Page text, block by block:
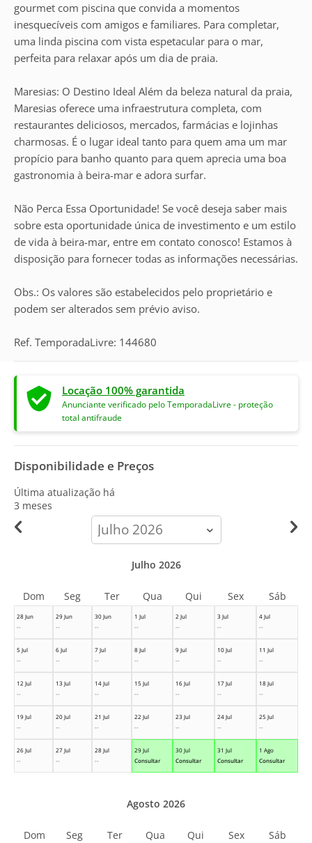
gourmet com piscina que convida a momentos
inesquecíveis com amigos e familiares. Para completar,
uma linda piscina com vista espetacular para o mar,
perfeita para relaxar após um dia de praia.
Maresias: O Destino Ideal Além da beleza natural da praia,
Maresias oferece uma infraestrutura completa, com
restaurantes deliciosos, mercados, farmácias e lojinhas
charmosas. É o lugar ideal tanto para quem ama um mar
propício para banho quanto para quem aprecia uma boa
gastronomia à beira-mar e adora surfar.
Não Perca Essa Oportunidade! Se você deseja saber mais
sobre esta oportunidade única de investimento e um estilo
de vida à beira-mar, entre em contato conosco! Estamos à
disposição para fornecer todas as informações necessárias.
Obs.: Os valores são estabelecidos pelo proprietário e
podem ser alterados sem prévio aviso.
Ref. TemporadaLivre: 144680
Locação 100% garantida
Anunciante verificado pelo TemporadaLivre - proteção
total antifraude
Disponibilidade e Preços
Última atualização há
3 meses
calendar-
month
28 Jun
--
29 Jun
--
30 Jun
--
1 Jul
--
2 Jul
--
3 Jul
--
4 Jul
--
5 Jul
--
6 Jul
--
7 Jul
--
8 Jul
--
9 Jul
--
10 Jul
--
11 Jul
--
12 Jul
--
13 Jul
--
14 Jul
--
15 Jul
--
16 Jul
--
17 Jul
--
18 Jul
--
19 Jul
--
20 Jul
--
21 Jul
--
22 Jul
--
23 Jul
--
24 Jul
--
25 Jul
--
26 Jul
--
27 Jul
--
28 Jul
--
29 Jul
Consultar
30 Jul
Consultar
31 Jul
Consultar
1 Ago
Consultar
Julho 2026
Dom Seg Ter Qua Qui Sex Sáb
Agosto 2026
Dom Seg Ter Qua Qui Sex Sáb